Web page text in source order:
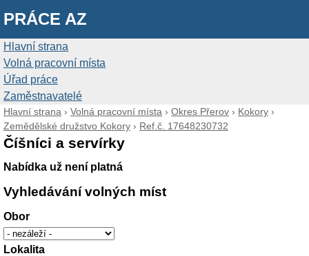
PRÁCE AZ
Hlavní strana
Volná pracovní místa
Úřad práce
Zaměstnavatelé
Hlavní strana › Volná pracovní místa › Okres Přerov › Kokory ›
Zemědělské družstvo Kokory › Ref.č. 17648230732
Číšníci a servírky
Nabídka už není platná
Vyhledávání volných míst
Obor
Lokalita